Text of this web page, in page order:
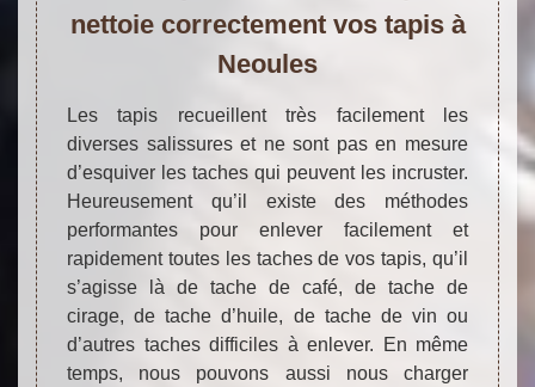
nettoie correctement vos tapis à
Neoules
Les tapis recueillent très facilement les
diverses salissures et ne sont pas en mesure
d’esquiver les taches qui peuvent les incruster.
Heureusement qu’il existe des méthodes
performantes pour enlever facilement et
rapidement toutes les taches de vos tapis, qu’il
s’agisse là de tache de café, de tache de
cirage, de tache d’huile, de tache de vin ou
d’autres taches difficiles à enlever. En même
temps, nous pouvons aussi nous charger